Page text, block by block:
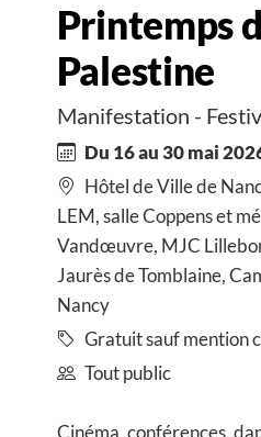
Printemps
Palestine
Manifestation -
Du 16 au 30 mai
Hôtel de Ville de
LEM, salle Coppens et
Vandœuvre, MJC
Jaurès de Tomblaine,
Nancy
Gratuit sauf mention
Tout public
Cinéma, conférences,